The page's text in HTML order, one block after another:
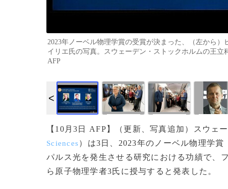
2023年ノーベル物理学賞の受賞が決まった、（左から
イリエ氏の写真。スウェーデン・ストックホルムの王立
AFP
【10月3日 AFP】（更新、写真追加）スウェ
Sciences）は3日、2023年のノーベル物理学賞
パルス光を発生させる研究における功績で、
ら原子物理学者3氏に授与すると発表した。